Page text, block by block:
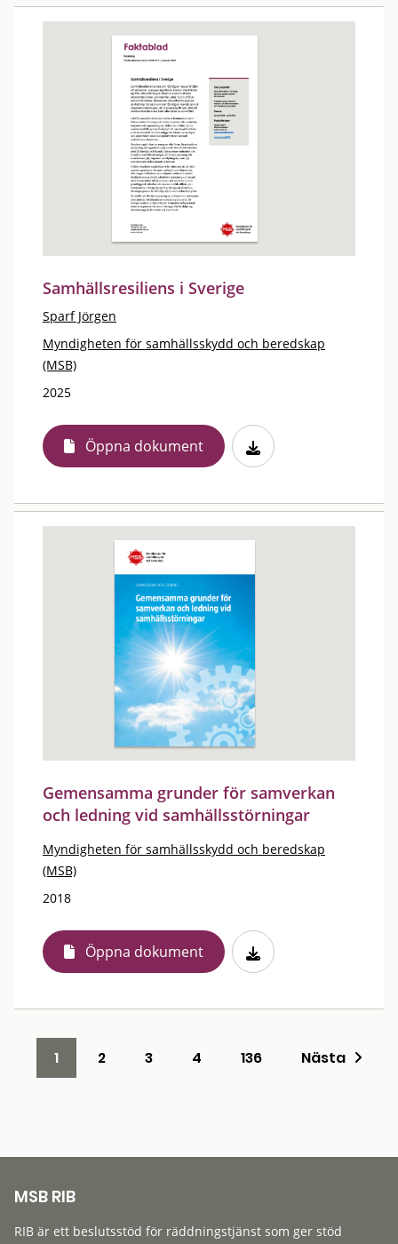
Samhällsresiliens i Sverige
Sparf Jörgen
Myndigheten för samhällsskydd och beredskap
(MSB)
2025
Öppna dokument
Gemensamma grunder för samverkan
och ledning vid samhällsstörningar
Myndigheten för samhällsskydd och beredskap
(MSB)
2018
Öppna dokument
1 2 3 4 136 Nästa
MSB RIB
RIB är ett beslutsstöd för räddningstjänst som ger stöd